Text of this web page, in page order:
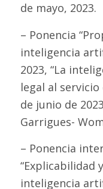
de mayo, 2023.
– Ponencia
inteligencia
2023, “La
legal al
de junio de
Garrigues-
– Ponencia
“Explicabilidad
inteligencia